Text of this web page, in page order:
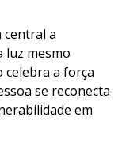
central a
luz mesmo
celebra a força
se reconecta
em